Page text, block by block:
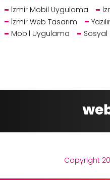
İzmir Mobil Uygulama
İzmir Web Tasarım
Mobil Uygulama
Sosyal
Copyright